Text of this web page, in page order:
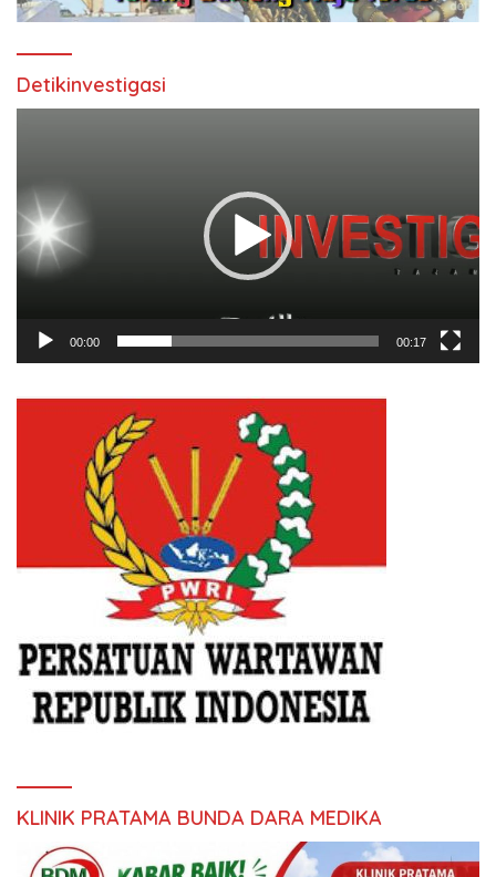
Detikinvestigasi
00:00 00:17
KLINIK PRATAMA BUNDA DARA MEDIKA